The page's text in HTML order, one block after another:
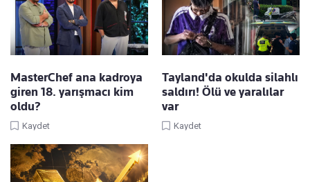
MasterChef ana kadroya
giren 18. yarışmacı kim
oldu?
Kaydet
Tayland'da okulda silahlı
saldırı! Ölü ve yaralılar
var
Kaydet